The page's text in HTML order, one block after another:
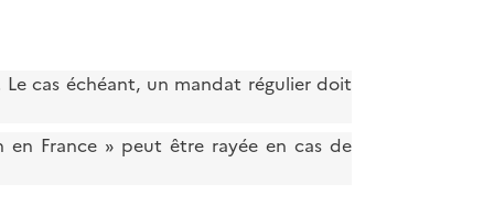
cas échéant, un mandat régulier doit
France » peut être rayée en cas de